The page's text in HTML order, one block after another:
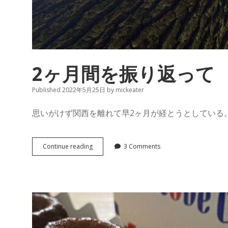
2ヶ月間を振り返って
Published 2022年5月25日 by mickeater
思いがけず関西を離れて早2ヶ月が経とうとしている
Continue reading2
ヶ
振
り
返
っ
3 Comments